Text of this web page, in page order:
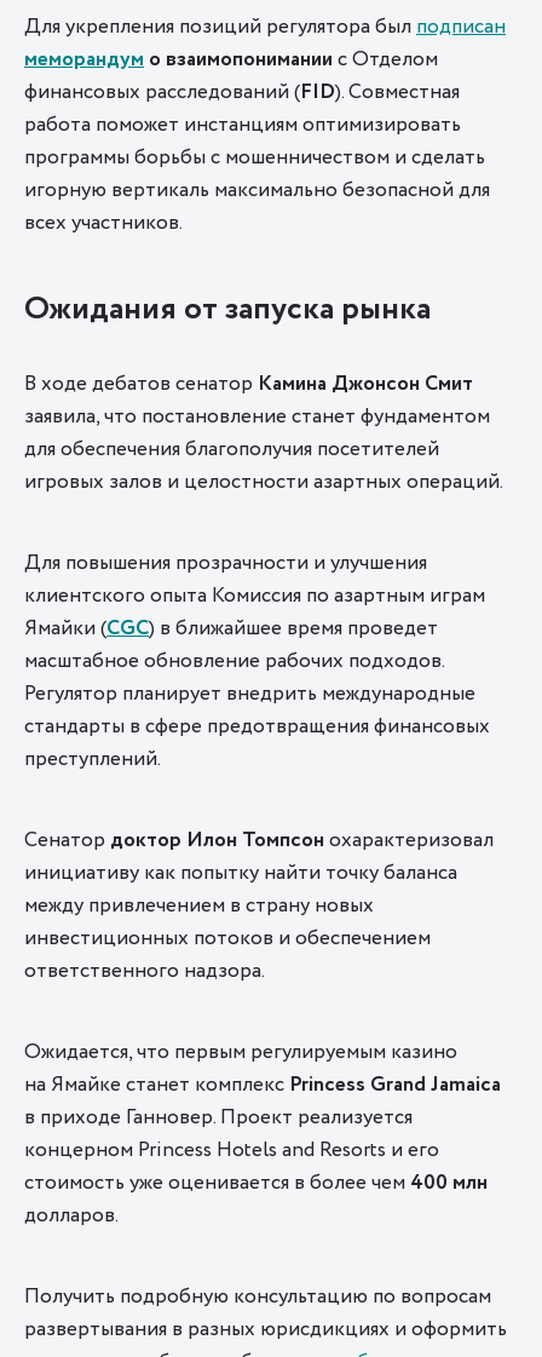
Для укрепления позиций регулятора былподписан
меморандум о взаимопонимании с Отделом
финансовых расследований(FID). Совместная
работа поможет инстанциям оптимизировать
программы борьбы с мошенничеством и сделать
игорную вертикаль максимально безопасной для
всех участников.
Ожидания от запуска рынка
В ходе дебатов сенатор Камина Джонсон Смит
заявила, что постановление станет фундаментом
для обеспечения благополучия посетителей
игровых залов и целостности азартных операций.
Для повышения прозрачности и улучшения
клиентского опыта Комиссия по азартным играм
Ямайки(CGC) в ближайшее время проведет
масштабное обновление рабочих подходов.
Регулятор планирует внедрить международные
стандарты в сфере предотвращения финансовых
преступлений.
Сенатор доктор Илон Томпсон охарактеризовал
инициативу как попытку найти точку баланса
между привлечением в страну новых
инвестиционных потоков и обеспечением
ответственного надзора.
Ожидается, что первым регулируемым казино
на Ямайке станет комплекс Princess Grand Jamaica
в приходе Ганновер. Проект реализуется
концерном Princess Hotels and Resorts и его
стоимость уже оценивается в более чем 400 млн
долларов.
Получить подробную консультацию по вопросам
развертывания в разных юрисдикциях и оформить